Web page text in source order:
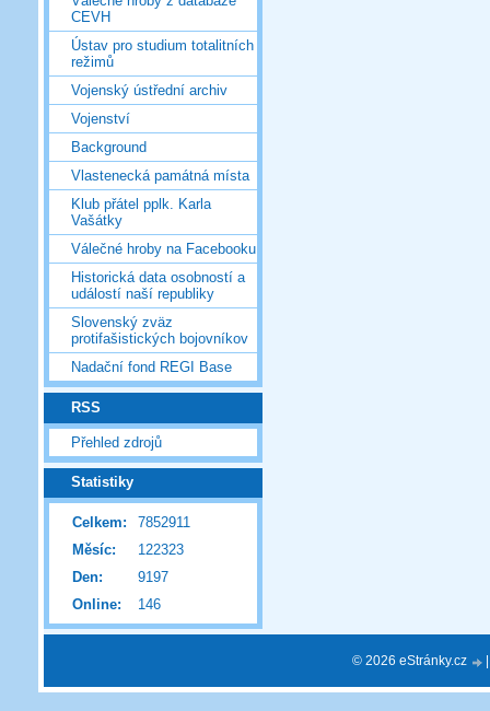
CEVH
Ústav pro studium totalitních
režimů
Vojenský ústřední archiv
Vojenství
Background
Vlastenecká památná místa
Klub přátel pplk. Karla
Vašátky
Válečné hroby na Facebooku
Historická data osobností a
událostí naší republiky
Slovenský zväz
protifašistických bojovníkov
Nadační fond REGI Base
RSS
Přehled zdrojů
Statistiky
Online: 146
Celkem:
7852911
Měsíc:
122323
Den:
9197
© 2026 eStránky.cz